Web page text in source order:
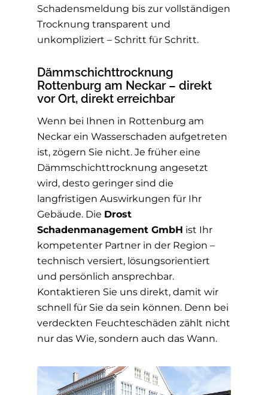
Schadensmeldung bis zur vollständigen
Trocknung transparent und
unkompliziert – Schritt für Schritt.
Dämmschichttrocknung
Rottenburg am Neckar – direkt
vor Ort, direkt erreichbar
Wenn bei Ihnen in Rottenburg am
Neckar ein Wasserschaden aufgetreten
ist, zögern Sie nicht. Je früher eine
Dämmschichttrocknung angesetzt
wird, desto geringer sind die
langfristigen Auswirkungen für Ihr
Gebäude. Die Drost
Schadenmanagement GmbH ist Ihr
kompetenter Partner in der Region –
technisch versiert, lösungsorientiert
und persönlich ansprechbar.
Kontaktieren Sie uns direkt, damit wir
schnell für Sie da sein können. Denn bei
verdeckten Feuchteschäden zählt nicht
nur das Wie, sondern auch das Wann.